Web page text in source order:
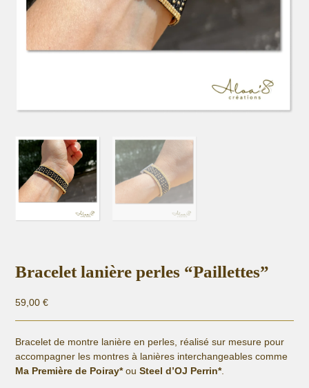
Bracelet lanière perles “Paillettes”
59,00€
Bracelet de montre lanière en perles, réalisé sur mesure pour
accompagner les montres à lanières interchangeables comme
Ma Première de Poiray*ouSteel d’OJ Perrin*.